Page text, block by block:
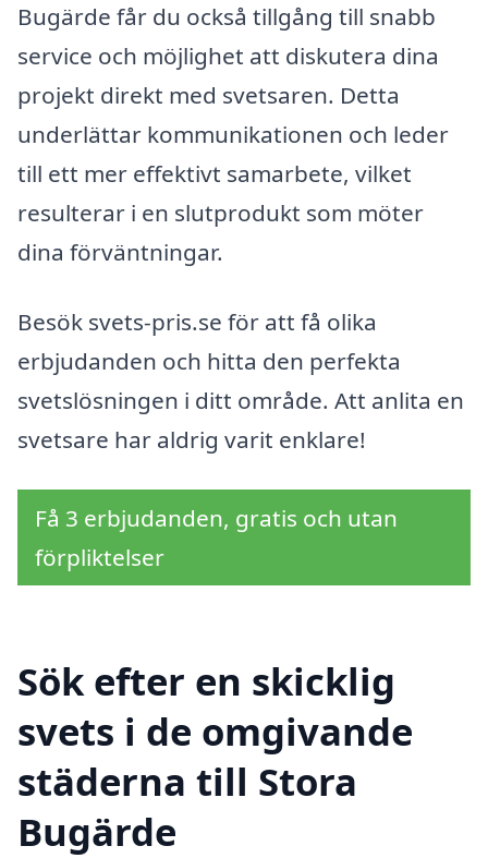
Bugärde får du också tillgång till snabb
service och möjlighet att diskutera dina
projekt direkt med svetsaren. Detta
underlättar kommunikationen och leder
till ett mer effektivt samarbete, vilket
resulterar i en slutprodukt som möter
dina förväntningar.
Besök svets-pris.se för att få olika
erbjudanden och hitta den perfekta
svetslösningen i ditt område. Att anlita en
svetsare har aldrig varit enklare!
Få 3 erbjudanden, gratis och utan
förpliktelser
Sök efter en skicklig
svets i de omgivande
städerna till Stora
Bugärde